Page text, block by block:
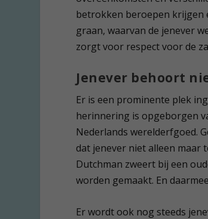
betrokken beroepen krijgen
graan, waarvan de jenever
zorgt voor respect voor de
Jenever behoort
Er is een prominente plek
herinnering is opgeborgen
Nederlands werelderfgoed.
dat jenever niet alleen maar
Dutchman zweert bij een
worden gemaakt. En
Er wordt ook nog steeds